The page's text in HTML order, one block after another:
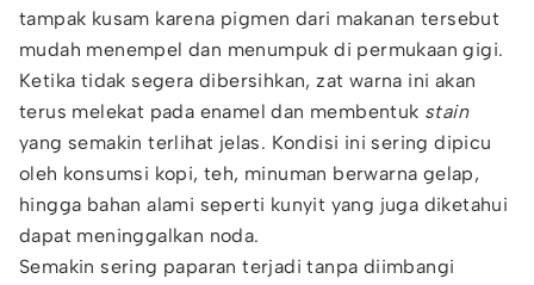
tampak kusam karena pigmen dari makanan tersebut
mudah menempel dan menumpuk di permukaan gigi.
Ketika tidak segera dibersihkan, zat warna ini akan
terus melekat pada enamel dan membentuk stain
yang semakin terlihat jelas. Kondisi ini sering dipicu
oleh konsumsi kopi, teh, minuman berwarna gelap,
hingga bahan alami seperti kunyit yang juga diketahui
dapat meninggalkan noda.
Semakin sering paparan terjadi tanpa diimbangi